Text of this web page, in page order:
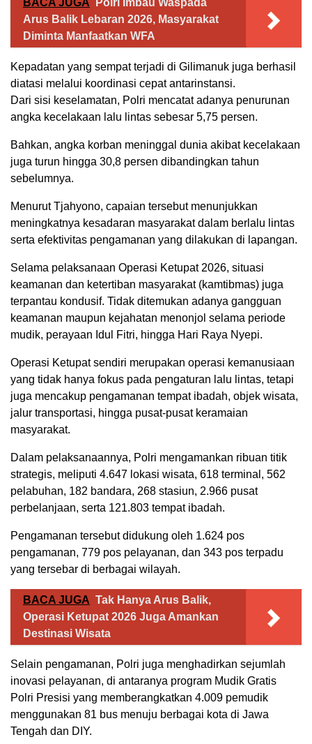
Arus Balik Lebaran 2026, Masyarakat
Diminta Manfaatkan WFA
Kepadatan yang sempat terjadi di Gilimanuk juga berhasil
diatasi melalui koordinasi cepat antarinstansi.
Dari sisi keselamatan, Polri mencatat adanya penurunan
angka kecelakaan lalu lintas sebesar 5,75 persen.
Bahkan, angka korban meninggal dunia akibat kecelakaan
juga turun hingga 30,8 persen dibandingkan tahun
sebelumnya.
Menurut Tjahyono, capaian tersebut menunjukkan
meningkatnya kesadaran masyarakat dalam berlalu lintas
serta efektivitas pengamanan yang dilakukan di lapangan.
Selama pelaksanaan Operasi Ketupat 2026, situasi
keamanan dan ketertiban masyarakat (kamtibmas) juga
terpantau kondusif. Tidak ditemukan adanya gangguan
keamanan maupun kejahatan menonjol selama periode
mudik, perayaan Idul Fitri, hingga Hari Raya Nyepi.
Operasi Ketupat sendiri merupakan operasi kemanusiaan
yang tidak hanya fokus pada pengaturan lalu lintas, tetapi
juga mencakup pengamanan tempat ibadah, objek wisata,
jalur transportasi, hingga pusat-pusat keramaian
masyarakat.
Dalam pelaksanaannya, Polri mengamankan ribuan titik
strategis, meliputi 4.647 lokasi wisata, 618 terminal, 562
pelabuhan, 182 bandara, 268 stasiun, 2.966 pusat
perbelanjaan, serta 121.803 tempat ibadah.
Pengamanan tersebut didukung oleh 1.624 pos
pengamanan, 779 pos pelayanan, dan 343 pos terpadu
yang tersebar di berbagai wilayah.
BACA JUGA Tak Hanya Arus Balik,
Operasi Ketupat 2026 Juga Amankan
Destinasi Wisata
Selain pengamanan, Polri juga menghadirkan sejumlah
inovasi pelayanan, di antaranya program Mudik Gratis
Polri Presisi yang memberangkatkan 4.009 pemudik
menggunakan 81 bus menuju berbagai kota di Jawa
Tengah dan DIY.